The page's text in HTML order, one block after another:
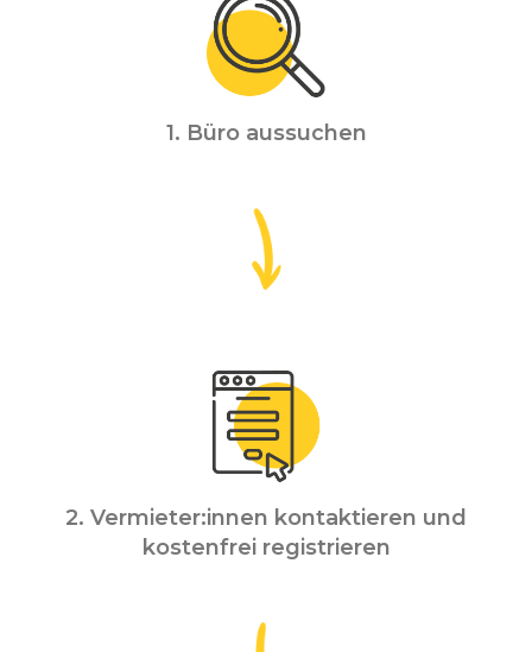
1. Büro aussuchen
2. Vermieter:innen kontaktieren und
kostenfrei registrieren